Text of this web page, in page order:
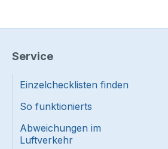
Service
Einzelchecklisten finden
So funktionierts
Abweichungen im
Luftverkehr